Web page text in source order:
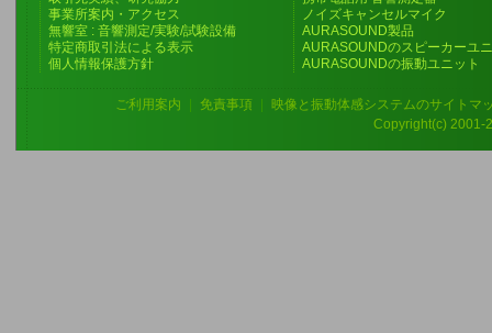
事業所案内・アクセス
無響室 : 音響測定/実験/試験設備
特定商取引法による表示
個人情報保護方針
ノイズキャンセルマイク
AURASOUND製品
AURASOUNDのスピーカーユ
AURASOUNDの振動ユニット
ご利用案内 免責事項
映像と振動体感システムのサイトマ
Copyright(c) 2001-